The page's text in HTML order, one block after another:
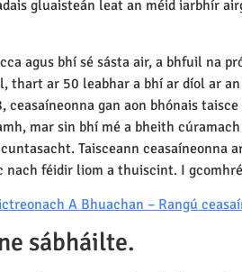
gluaisteán leat an méid iarbhír
agus bhí sé sásta air, a bhfuil na
thart ar 50 leabhar a bhí ar díol ar
ceasaíneonna gan aon bhónais
mar sin bhí mé a bheith
Taisceann
nach féidir liom a thuiscint. I
A Bhuachan – Rangú
sábháilte.